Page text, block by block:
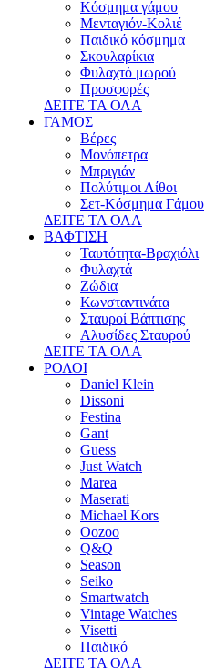
Κόσμημα γάμου
Μενταγιόν-Κολιέ
Παιδικό κόσμημα
Σκουλαρίκια
Φυλαχτό μωρού
Προσφορές
ΔΕΙΤΕ ΤΑ ΟΛΑ
ΓΑΜΟΣ
Βέρες
Μονόπετρα
Μπριγιάν
Πολύτιμοι Λίθοι
Σετ-Κόσμημα Γάμου
ΔΕΙΤΕ ΤΑ ΟΛΑ
ΒΑΦΤΙΣΗ
Ταυτότητα-Βραχιόλι
Φυλαχτά
Ζώδια
Κωνσταντινάτα
Σταυροί Βάπτισης
Αλυσίδες Σταυρού
ΔΕΙΤΕ ΤΑ ΟΛΑ
ΡΟΛΟΙ
Daniel Klein
Dissoni
Festina
Gant
Guess
Just Watch
Marea
Maserati
Michael Kors
Oozoo
Q&Q
Season
Seiko
Smartwatch
Vintage Watches
Visetti
Παιδικό
ΔΕΙΤΕ ΤΑ ΟΛΑ